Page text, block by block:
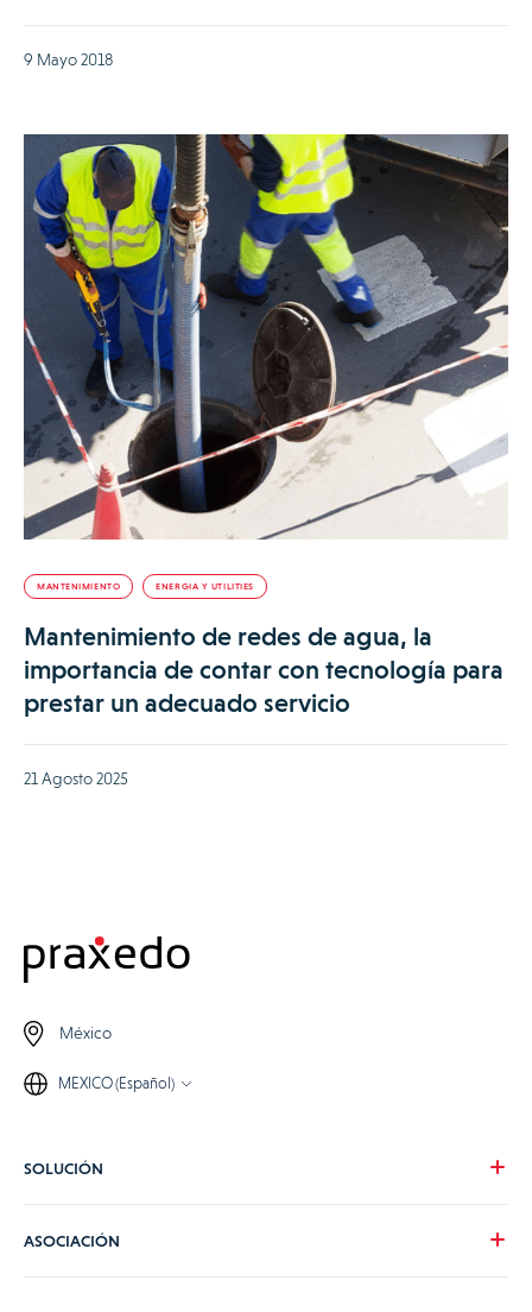
9 Mayo 2018
MANTENIMIENTO ENERGIA Y UTILITIES
Mantenimiento de redes de agua, la
importancia de contar con tecnología para
prestar un adecuado servicio
21 Agosto 2025
México
MEXICO (Español)
SOLUCIÓN
ASOCIACIÓN